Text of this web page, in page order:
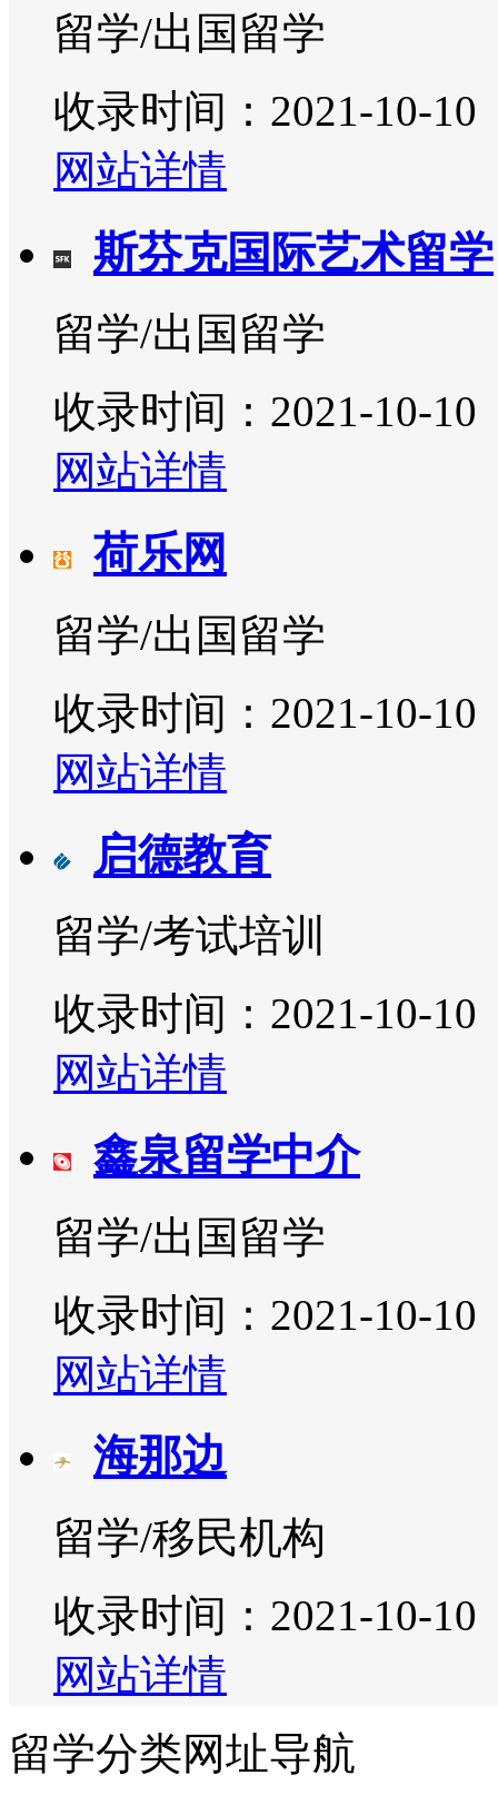
留学/出国留学
收录时间：2021-10-10
网站详情
斯芬克国际艺术留学
留学/出国留学
收录时间：2021-10-10
网站详情
荷乐网
留学/出国留学
收录时间：2021-10-10
网站详情
启德教育
留学/考试培训
收录时间：2021-10-10
网站详情
鑫泉留学中介
留学/出国留学
收录时间：2021-10-10
网站详情
海那边
留学/移民机构
收录时间：2021-10-10
网站详情
留学分类网址导航